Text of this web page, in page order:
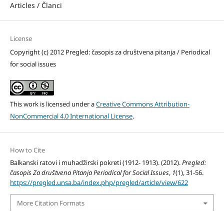
Articles / Članci
License
Copyright (c) 2012 Pregled: časopis za društvena pitanja / Periodical
for social issues
This work is licensed under aCreative Commons Attribution-
NonCommercial 4.0 International License.
How to Cite
Balkanski ratovi i muhadžirski pokreti (1912- 1913). (2012).Pregled:
časopis Za društvena Pitanja Periodical for Social Issues, 1(1), 31-56.
https://pregled.unsa.ba/index.php/pregled/article/view/622
More Citation Formats